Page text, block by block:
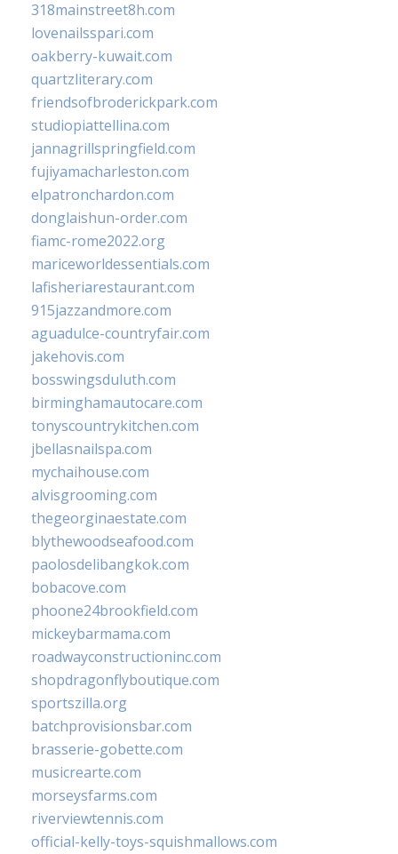
318mainstreet8h.com
lovenailsspari.com
oakberry-kuwait.com
quartzliterary.com
friendsofbroderickpark.com
studiopiattellina.com
jannagrillspringfield.com
fujiyamacharleston.com
elpatronchardon.com
donglaishun-order.com
fiamc-rome2022.org
mariceworldessentials.com
lafisheriarestaurant.com
915jazzandmore.com
aguadulce-countryfair.com
jakehovis.com
bosswingsduluth.com
birminghamautocare.com
tonyscountrykitchen.com
jbellasnailspa.com
mychaihouse.com
alvisgrooming.com
thegeorginaestate.com
blythewoodseafood.com
paolosdelibangkok.com
bobacove.com
phoone24brookfield.com
mickeybarmama.com
roadwayconstructioninc.com
shopdragonflyboutique.com
sportszilla.org
batchprovisionsbar.com
brasserie-gobette.com
musicrearte.com
morseysfarms.com
riverviewtennis.com
official-kelly-toys-squishmallows.com